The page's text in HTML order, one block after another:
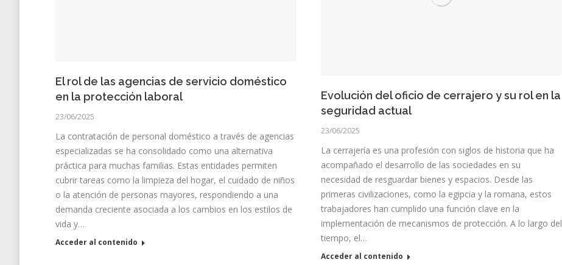
El rol de las agencias de servicio doméstico
en la protección laboral
23/06/2025
La contratación de personal doméstico a través de agencias
especializadas se ha consolidado como una alternativa
práctica para muchas familias. Estas entidades permiten
cubrir tareas como la limpieza del hogar, el cuidado de niños
o la atención de personas mayores, respondiendo a una
demanda creciente asociada a los cambios en los estilos de
vida y…
Acceder al contenido
Evolución del oficio de cerrajero y su rol en la
seguridad actual
23/06/2025
La cerrajería es una profesión con siglos de historia que ha
acompañado el desarrollo de las sociedades en su
necesidad de resguardar bienes y espacios. Desde las
primeras civilizaciones, como la egipcia y la romana, estos
trabajadores han cumplido una función clave en la
implementación de mecanismos de protección. A lo largo del
tiempo, el…
Acceder al contenido